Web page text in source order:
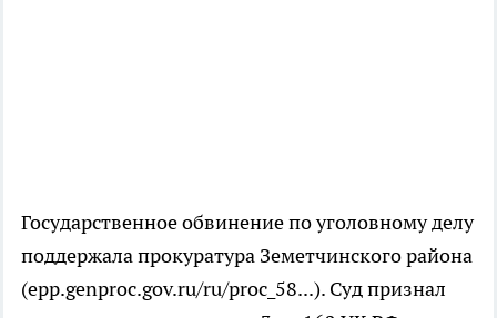
Государственное обвинение по уголовному делу
поддержала прокуратура Земетчинского района
(epp.genproc.gov.ru/ru/proc_58...). Суд признал